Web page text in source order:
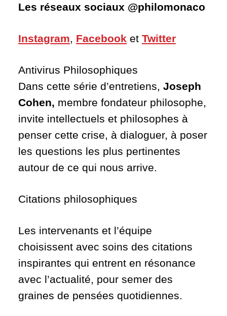
Les réseaux sociaux @philomonaco
Instagram, Facebook et Twitter
Antivirus Philosophiques
Dans cette série d’entretiens, Joseph
Cohen, membre fondateur philosophe,
invite intellectuels et philosophes à
penser cette crise, à dialoguer, à poser
les questions les plus pertinentes
autour de ce qui nous arrive.
Citations philosophiques
Les intervenants et l’équipe
choisissent avec soins des citations
inspirantes qui entrent en résonance
avec l’actualité, pour semer des
graines de pensées quotidiennes.